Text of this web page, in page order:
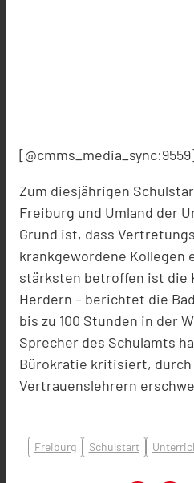
Zum diesjährigen
Freiburg und Umland der
Grund ist, dass
krankgewordene Kollegen
stärksten betroffen ist die
Herdern – berichtet die
bis zu 100 Stunden in der
Sprecher des Schulamts
Bürokratie kritisiert, durch
Vertrauenslehrern
Freiburg Schulstart